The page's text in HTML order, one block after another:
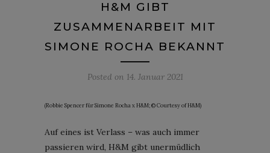
H&M GIBT
ZUSAMMENARBEIT MIT
SIMONE ROCHA BEKANNT
Posted on 14. Januar 2021
(Robbie Spencer für Simone Rocha x H&M; © Courtesy of H&M)
Auf eines ist Verlass – was auch immer
passieren wird, H&M gibt unermüdlich